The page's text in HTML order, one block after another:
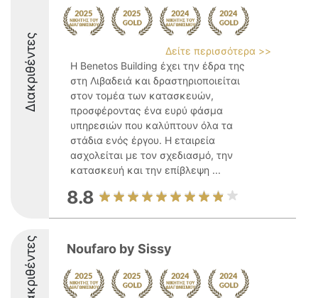
Διακριθέντες
Δείτε περισσότερα >>
Η Benetos Building έχει την έδρα της
στη Λιβαδειά και δραστηριοποιείται
στον τομέα των κατασκευών,
προσφέροντας ένα ευρύ φάσμα
υπηρεσιών που καλύπτουν όλα τα
στάδια ενός έργου. Η εταιρεία
ασχολείται με τον σχεδιασμό, την
κατασκευή και την επίβλεψη ...
8.8
Διακριθέντες Noufaro by Sissy